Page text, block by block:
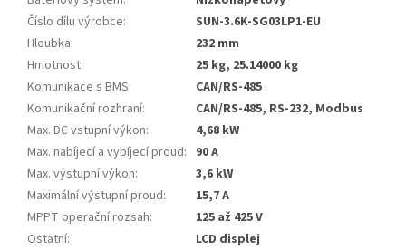
Číslo dílu výrobce:
SUN-3.6K-SG03LP1-EU
Hloubka:
232 mm
Hmotnost:
25 kg, 25.14000 kg
Komunikace s BMS:
CAN/RS-485
Komunikační rozhraní:
CAN/RS-485, RS-232, Modbus
Max. DC vstupní výkon:
4,68 kW
Max. nabíjecí a vybíjecí proud: 90 A
Max. výstupní výkon:
3,6 kW
Maximální výstupní proud:
15,7 A
MPPT operační rozsah:
125 až 425 V
Ostatní:
LCD displej